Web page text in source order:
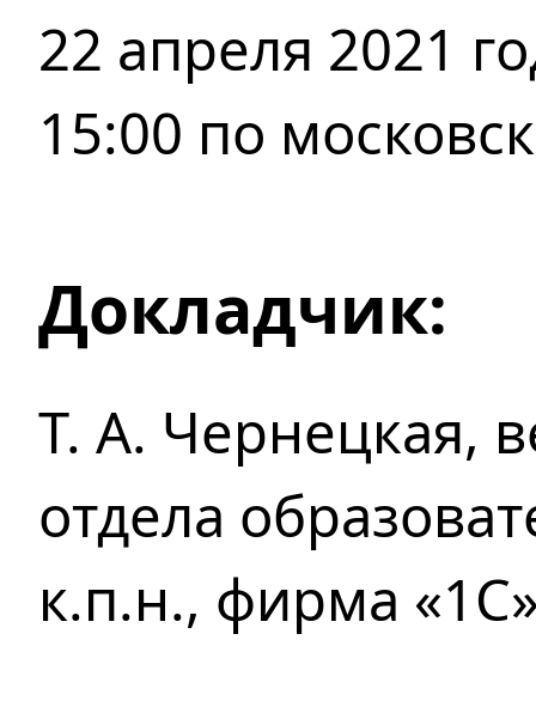
22 апреля 2021
15:00 по
Докладчик:
Т. А. Чернецкая,
отдела
к.п.н., фирма